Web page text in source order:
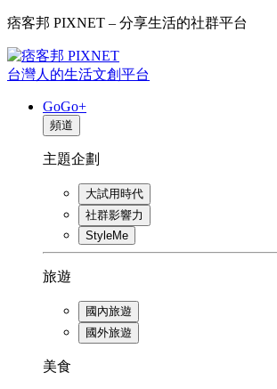
痞客邦 PIXNET – 分享生活的社群平台
台灣人的生活文創平台
GoGo+
頻道
主題企劃
大試用時代
社群影響力
StyleMe
旅遊
國內旅遊
國外旅遊
美食